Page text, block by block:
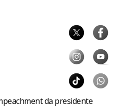
da presidente